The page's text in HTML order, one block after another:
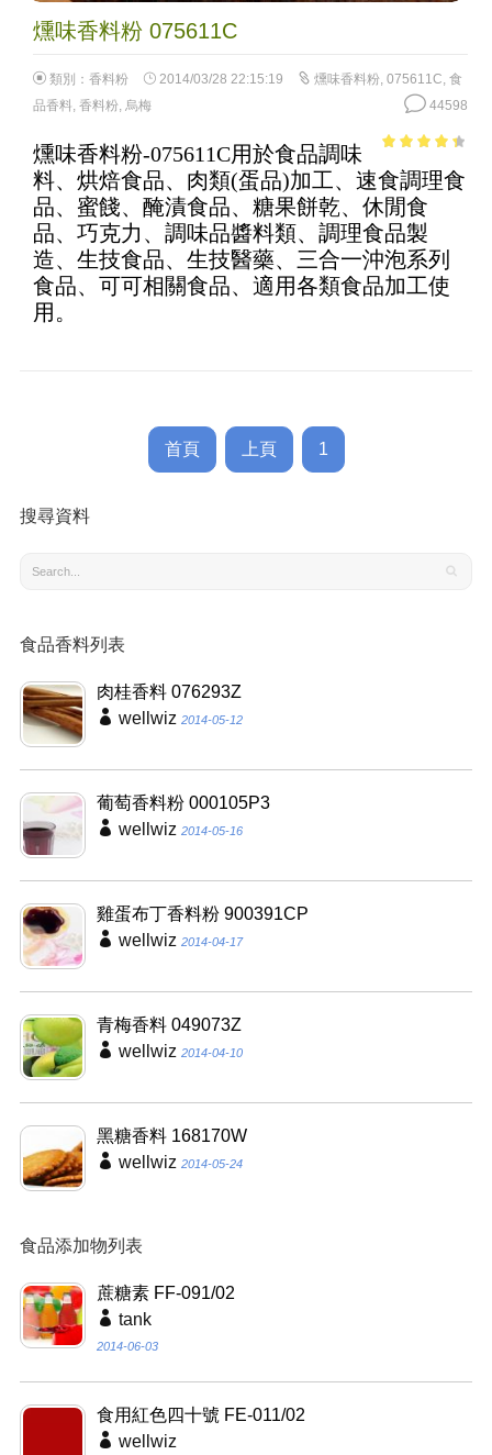
燻味香料粉 075611C
類別： 香料粉 2014/03/28 22:15:19 燻味香料粉, 075611C 食
品香料 香料粉, 烏梅 44598
of 5
燻味香料粉-075611C用於食品調味
料、烘焙食品、肉類(蛋品)加工、速食調理食
品、蜜餞、醃漬食品、糖果餅乾、休閒食
品、巧克力、調味品醬料類、調理食品製
造、生技食品、生技醫藥、三合一沖泡系列
食品、可可相關食品、適用各類食品加工使
用。
首頁 上頁 1
搜尋資料
食品香料列表
肉桂香料 076293Z
wellwiz 2014-05-12
葡萄香料粉 000105P3
wellwiz 2014-05-16
雞蛋布丁香料粉 900391CP
wellwiz 2014-04-17
青梅香料 049073Z
wellwiz 2014-04-10
黑糖香料 168170W
wellwiz 2014-05-24
食品添加物列表
蔗糖素 FF-091/02
tank
2014-06-03
食用紅色四十號 FE-011/02
wellwiz